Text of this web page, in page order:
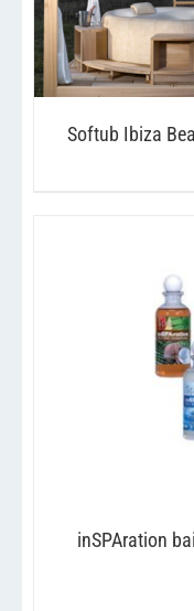
Softub Ibiza
CHOIX
inSPAration